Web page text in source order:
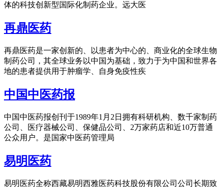
体的科技创新型国际化制药企业。远大医
再鼎医药
再鼎医药是一家创新的、以患者为中心的、商业化的全球生物
制药公司，其全球业务以中国为基础，致力于为中国和世界各
地的患者提供用于肿瘤学、自身免疫性疾
中国中医药报
中国中医药报创刊于1989年1月2日拥有科研机构、数千家制药
公司、医疗器械公司、保健品公司、2万家药店和近10万普通
公众用户。是国家中医药管理局
易明医药
易明医药全称西藏易明西雅医药科技股份有限公司公司长期致